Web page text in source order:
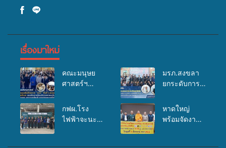
เรื่องมาใหม่
คณะมนุษย
ศาสตร์ฯ
จัดอบรมเสริม
ศักยภาพ
มรภ.สงขลา
ยกระดับการ
ในยุคดิจิทัล
เปิดเวทีเสริม
กฟผ.โรง
ไฟฟ้าจะนะ
หาดใหญ่
พร้อมจัดงาน